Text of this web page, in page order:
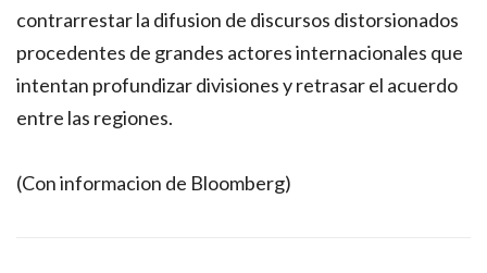
contrarrestar la difusion de discursos distorsionados
procedentes de grandes actores internacionales que
intentan profundizar divisiones y retrasar el acuerdo
entre las regiones.
(Con informacion de Bloomberg)